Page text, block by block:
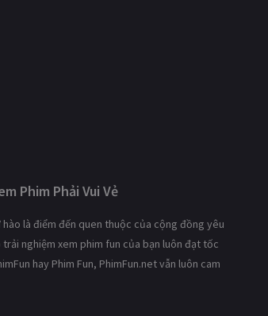
Phim Phải Vui Vẻ
là điểm đến quen thuộc của cộng đồng yêu
nghiệm xem phim fun của bạn luôn đạt tốc
hay Phim Fun, PhimFun.net vẫn luôn cam